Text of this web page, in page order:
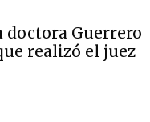
doctora Guerrero
realizó el juez